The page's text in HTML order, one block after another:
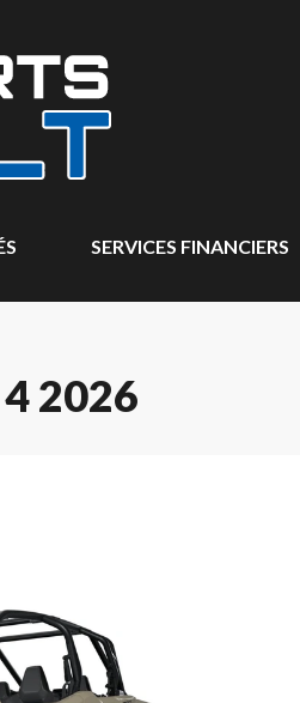
SERVICES FINANCIERS
2026